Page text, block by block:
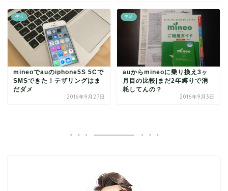
生活
mineoでauのiphone5S 5Cで
SMSできた！テザリングはま
だダメ
2016年9月27日
生活
auからmineoに乗り換え3ヶ
月目の比較|まだ2年縛りで消
耗してんの？
2016年9月3日